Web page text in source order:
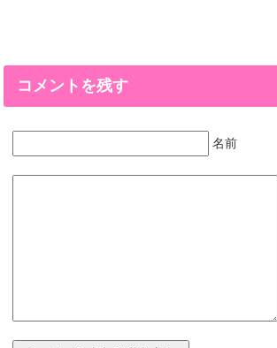
コメントを残す
名前